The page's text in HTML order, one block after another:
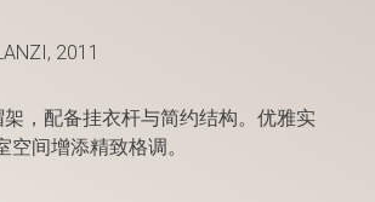
2011
，配备挂衣杆与简约结构。优雅实
空间增添精致格调。